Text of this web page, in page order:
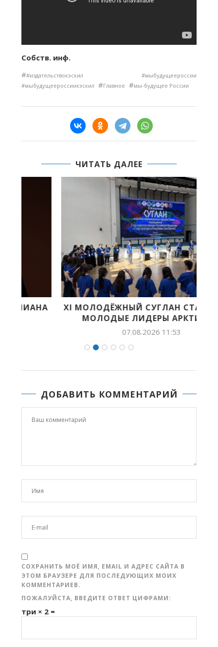
Собств. инф.
##издательствокэскил #мыбудущеероссии
#мыбудущеероссиикэскил #Главное #мы-будущее России
ЧИТАТЬ ДАЛЕЕ
XI МОЛОДЁЖНЫЙ СУГЛАН СТАРТОВАЛ:
МОЛОДЫЕ ЛИДЕРЫ АРКТИКИ...
07.08.2026 11:53
ДОБАВИТЬ КОММЕНТАРИЙ
СОХРАНИТЬ МОЁ ИМЯ, EMAIL И АДРЕС САЙТА В
ЭТОМ БРАУЗЕРЕ ДЛЯ ПОСЛЕДУЮЩИХ МОИХ
КОММЕНТАРИЕВ.
ПОЖАЛУЙСТА, ВВЕДИТЕ ОТВЕТ ЦИФРАМИ:
три × 2 =